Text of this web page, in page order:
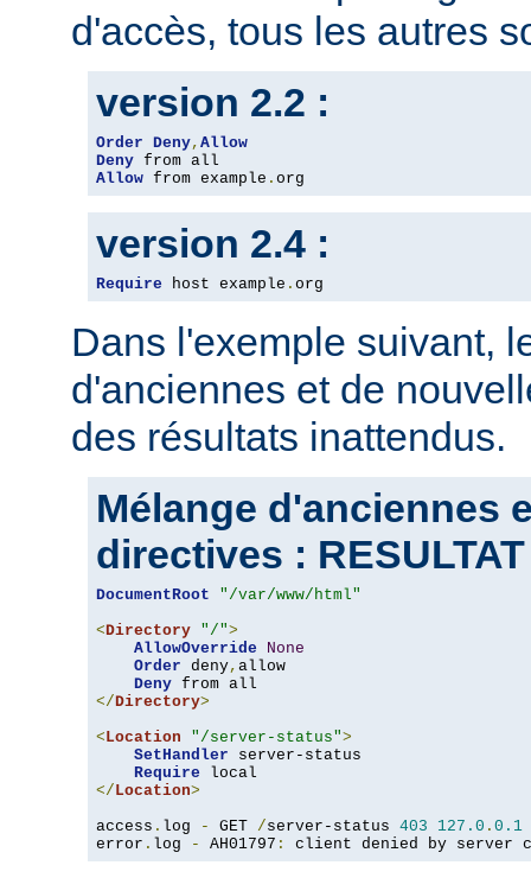
d'accès, tous les autres
version 2.2 :
Order Deny, Allow
Deny
Allow from example . org
version 2.4 :
Require host example . org
Dans l'exemple suivant,
d'anciennes et de
des résultats inattendus.
Mélange d'anciennes
directives :
DocumentRoot
"/var/www/html"
<Directory "/">
AllowOverride
None
Order deny, allow
Deny
</Directory>
<Location "/server-status">
SetHandler server-status
Require
</Location>
access . log - GET /server-status 403 127.0 . 0.1
error . log - AH01797 : client denied by server